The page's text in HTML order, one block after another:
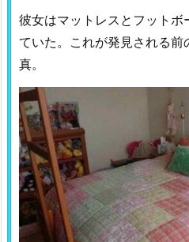
彼女はマットレスとフットボ
ていた。これが発見される
真。